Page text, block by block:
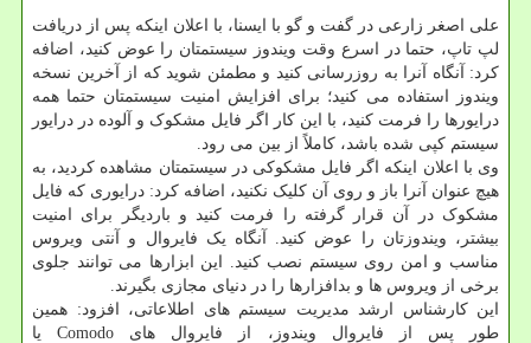
علی اصغر زارعی در گفت و گو با ایسنا، با اعلان اینکه پس از دریافت
لپ تاپ، حتما در اسرع وقت ویندوز سیستمتان را عوض کنید، اضافه
کرد: آنگاه آنرا به روزرسانی کنید و مطمئن شوید که از آخرین نسخه
ویندوز استفاده می کنید؛ برای افزایش امنیت سیستمتان حتما همه
درایورها را فرمت کنید، با این کار اگر فایل مشکوک و آلوده در درایور
سیستم کپی شده باشد، کاملاً از بین می رود.
وی با اعلان اینکه اگر فایل مشکوکی در سیستمتان مشاهده کردید، به
هیچ عنوان آنرا باز و روی آن کلیک نکنید، اضافه کرد: درایوری که فایل
مشکوک در آن قرار گرفته را فرمت کنید و باردیگر برای امنیت
بیشتر، ویندوزتان را عوض کنید. آنگاه یک فایروال و آنتی ویروس
مناسب و امن روی سیستم نصب کنید. این ابزارها می توانند جلوی
برخی از ویروس ها و بدافزارها را در دنیای مجازی بگیرند.
این کارشناس ارشد مدیریت سیستم های اطلاعاتی، افزود: همین
طور پس از فایروال ویندوز، از فایروال های Comodo یا